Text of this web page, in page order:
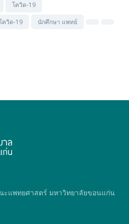
โควิด-19
ควิด-19
นักศึกษา แพทย์
ะแพทยศาสตร์ มหาวิทยาลัยขอนแก่น